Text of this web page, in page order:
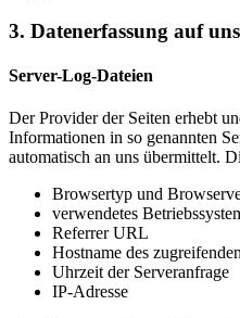
3. Datenerfassung auf
Server-Log-Dateien
Der Provider der Seiten erhebt
Informationen in so genannten
automatisch an uns übermittelt.
Browsertyp und
verwendetes
Referrer URL
Hostname des
Uhrzeit der Serveranfrage
IP-Adresse